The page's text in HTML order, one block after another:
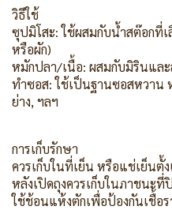
วิธีใช้
ซุปมิโสะ: ใช้ผสมกับน้ำสต๊อกที่เ
หรือผัก)
หมักปลา/เนื้อ: ผสมกับมิรินและ
ทำซอส: ใช้เป็นฐานซอสหวาน
ย่าง, ฯลฯ
การเก็บรักษา
ควรเก็บในที่เย็น หรือแช่เย็นตั้
หลังเปิดถุงควรเก็บในภาชนะ
ใช้ช้อนแห้งตักเพื่อป้องกันเชื้อ